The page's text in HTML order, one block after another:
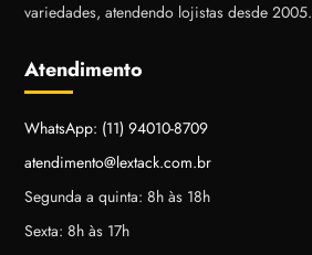
Atendimento
WhatsApp: (11) 94010-8709
atendimento@lextack.com.br
Segunda a quinta: 8h às 18h
Sexta: 8h às 17h
variedades, atendendo lojistas desde 2005.